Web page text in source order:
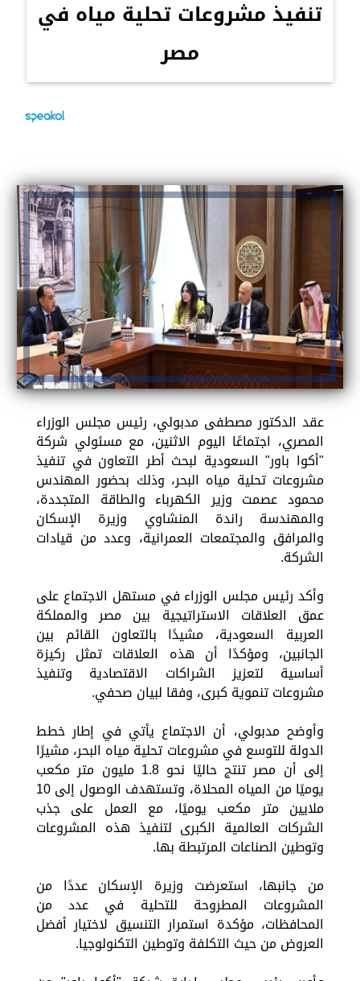
تنفيذ مشروعات تحلية مياه في
مصر
عقد الدكتور مصطفى مدبولي، رئيس مجلس الوزراء
المصري، اجتماعًا اليوم الاثنين، مع مسئولي شركة
"أكوا باور" السعودية لبحث أطر التعاون في تنفيذ
مشروعات تحلية مياه البحر، وذلك بحضور المهندس
محمود عصمت وزير الكهرباء والطاقة المتجددة،
والمهندسة راندة المنشاوي وزيرة الإسكان
والمرافق والمجتمعات العمرانية، وعدد من قيادات
الشركة.
وأكد رئيس مجلس الوزراء في مستهل الاجتماع على
عمق العلاقات الاستراتيجية بين مصر والمملكة
العربية السعودية، مشيدًا بالتعاون القائم بين
الجانبين، ومؤكدًا أن هذه العلاقات تمثل ركيزة
أساسية لتعزيز الشراكات الاقتصادية وتنفيذ
مشروعات تنموية كبرى، وفقا لبيان صحفي.
وأوضح مدبولي، أن الاجتماع يأتي في إطار خطط
الدولة للتوسع في مشروعات تحلية مياه البحر، مشيرًا
إلى أن مصر تنتج حاليًا نحو 1.8 مليون متر مكعب
يوميًا من المياه المحلاة، وتستهدف الوصول إلى 10
ملايين متر مكعب يوميًا، مع العمل على جذب
الشركات العالمية الكبرى لتنفيذ هذه المشروعات
وتوطين الصناعات المرتبطة بها.
من جانبها، استعرضت وزيرة الإسكان عددًا من
المشروعات المطروحة للتحلية في عدد من
المحافظات، مؤكدة استمرار التنسيق لاختيار أفضل
العروض من حيث التكلفة وتوطين التكنولوجيا.